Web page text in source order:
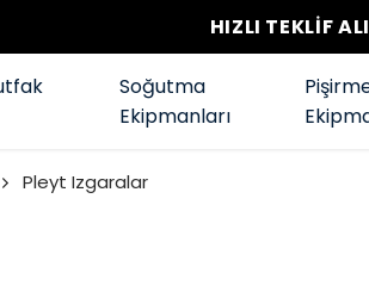
HIZLI TEKLİF
Soğutma
Ekipmanları
Pleyt Izgaralar